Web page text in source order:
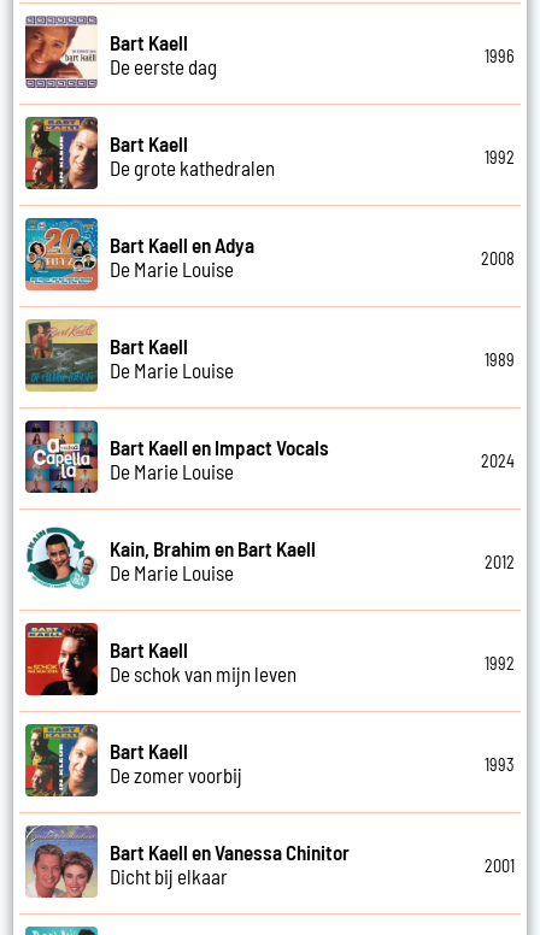
Bart Kaell
De eerste dag
1996
Bart Kaell
De grote kathedralen
1992
Bart Kaell en Adya
De Marie Louise
2008
Bart Kaell
De Marie Louise
1989
Bart Kaell en Impact Vocals
De Marie Louise
2024
Kain, Brahim en Bart Kaell
De Marie Louise
2012
Bart Kaell
De schok van mijn leven
1992
Bart Kaell
De zomer voorbij
1993
Bart Kaell en Vanessa Chinitor
Dicht bij elkaar
2001